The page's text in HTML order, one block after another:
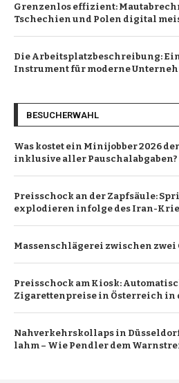
Grenzenlos effizient:
Tschechien und Polen digital
Die Arbeitsplatzbeschreibung:
Instrument für moderne
BESUCHERWAHL
Was kostet ein Minijobber 2026
inklusive aller Pauschalabgaben?
Preisschock an der Zapfsäule:
explodieren infolge des Iran-
Massenschlägerei zwischen zwei
Preisschock am Kiosk:
Zigarettenpreise in Österreich in
Nahverkehrskollaps in
lahm – Wie Pendler dem